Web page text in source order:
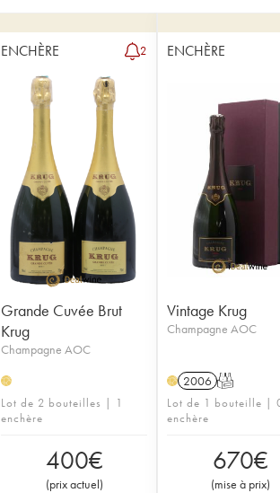
ENCHÈRE 2
Grande Cuvée Brut
Krug
Champagne AOC
H
Lot de 2 bouteilles | 1
enchère
400€
(prix actuel)
ENCHÈRE
Vintage Krug
Champagne AOC
H 2006 T
Lot de 1 bouteille |
enchère
670€
(mise à prix)